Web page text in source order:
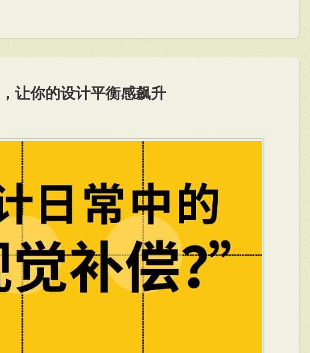
让你的设计平衡感飙升